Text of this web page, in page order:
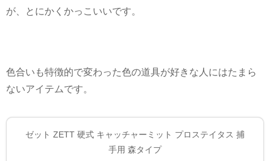
が、とにかくかっこいいです。
色合いも特徴的で変わった色の道具が好きな人にはたまら
ないアイテムです。
ゼット ZETT 硬式 キャッチャーミット プロステイタス 捕
手用 森タイプ